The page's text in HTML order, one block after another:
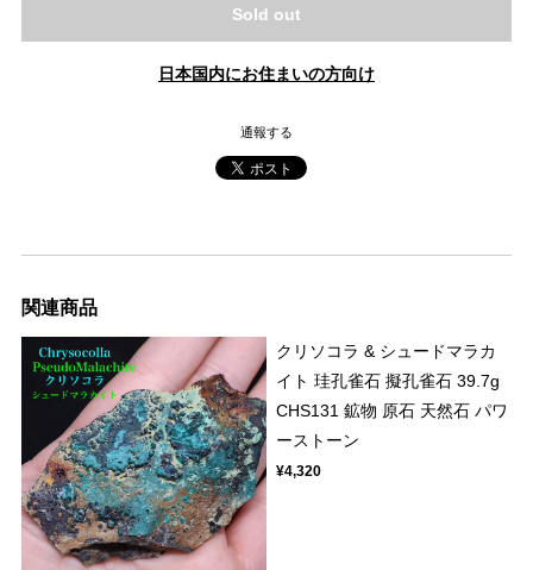
Sold out
日本国内にお住まいの方向け
通報する
関連商品
クリソコラ & シュードマラカ
イト 珪孔雀石 擬孔雀石 39.7g
CHS131 鉱物 原石 天然石 パワ
ーストーン
¥4,320